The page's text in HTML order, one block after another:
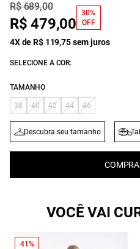
R$ 689,00
R$ 479,00
30%
OFF
4X de R$ 119,75 sem juros
SELECIONE A COR:
TAMANHO
38 40 42 44 46
Descubra seu tamanho
VOCÊ VAI
41%